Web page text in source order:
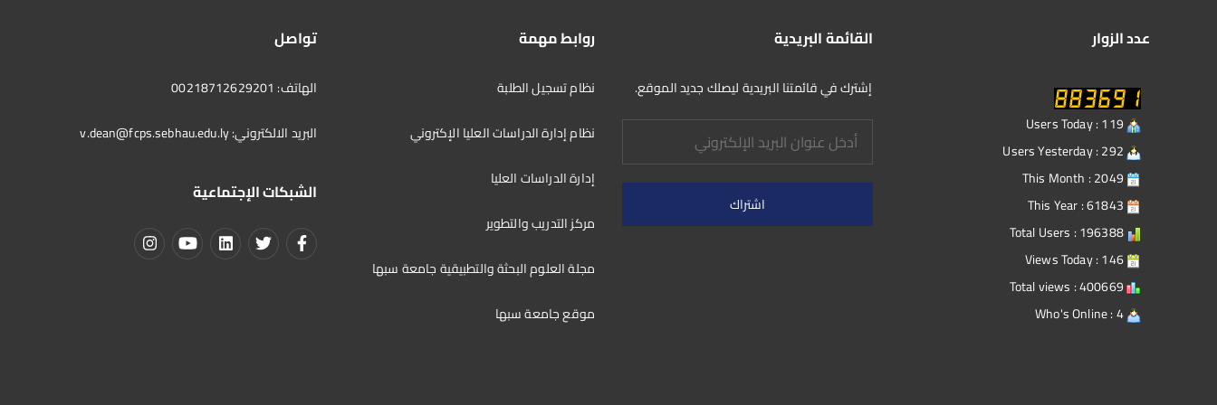
عدد الزوار
Users Today : 119
Users Yesterday : 292
Total Users : 196388
Views Today : 146
Total views : 400669
Who's Online : 4
القائمة البريدية
إشترك في قائمتنا البريدية ليصلك جديد الموقع.
روابط مهمة
نظام تسجيل الطلبة
نظام إدارة الدراسات العليا الإكتروني
إدارة الدراسات العليا
مركز التدريب والتطوير
مجلة العلوم البحثة والتطبيقية جامعة سبها
موقع جامعة سبها
تواصل
الهاتف: 00218712629201
البريد الالكتروني:v.dean@fcps.sebhau.edu.ly
الشبكات الإجتماعية